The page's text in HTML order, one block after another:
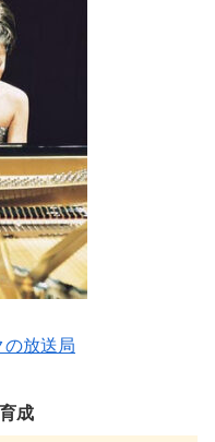
の放送局
成